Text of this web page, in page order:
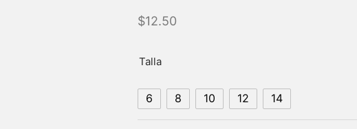
$12.50
Talla
6 8 10 12 14